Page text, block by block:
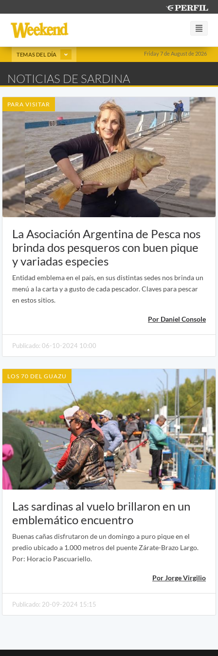
Friday 7 de August de 2026
TEMAS DEL DÍA
NOTICIAS DE SARDINA
PARA VISITAR
La Asociación Argentina de Pesca nos
brinda dos pesqueros con buen pique
y variadas especies
Entidad emblema en el país, en sus distintas sedes nos brinda un
menú a la carta y a gusto de cada pescador. Claves para pescar
en estos sitios.
Por Daniel Console
Publicado: 06-10-2024 10:00
LOS 70 DEL GUAZU
Las sardinas al vuelo brillaron en un
emblemático encuentro
Buenas cañas disfrutaron de un domingo a puro pique en el
predio ubicado a 1.000 metros del puente Zárate-Brazo Largo.
Por: Horacio Pascuariello.
Por Jorge Virgilio
Publicado: 20-09-2024 15:15